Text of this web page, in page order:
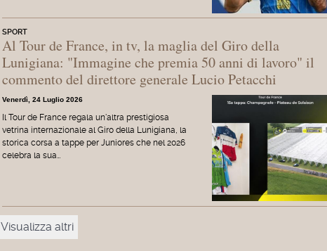
SPORT
Al Tour de France, in tv, la maglia del Giro della
Lunigiana: "Immagine che premia 50 anni di lavoro" il
commento del direttore generale Lucio Petacchi
Venerdì, 24 Luglio 2026
Il Tour de France regala un'altra prestigiosa
vetrina internazionale al Giro della Lunigiana, la
storica corsa a tappe per Juniores che nel 2026
celebra la sua…
Visualizza altri